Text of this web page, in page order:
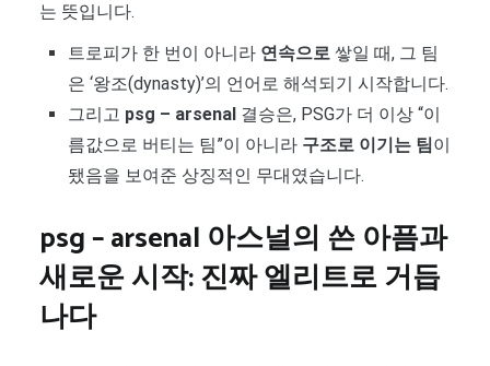
는 뜻입니다.
트로피가 한 번이 아니라 연속으로쌓일 때, 그 팀
은 ‘왕조(dynasty)’의 언어로 해석되기 시작합니다.
그리고 psg – arsenal결승은, PSG가 더 이상 “이
름값으로 버티는 팀”이 아니라 구조로 이기는 팀이
됐음을 보여준 상징적인 무대였습니다.
psg – arsenal 아스널의 쓴 아픔과
새로운 시작: 진짜 엘리트로 거듭
나다